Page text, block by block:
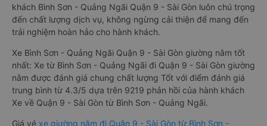
khách Bình Sơn - Quảng Ngãi Quận 9 - Sài Gòn luôn chú trọng
đến chất lượng dịch vụ, không ngừng cải thiện để mang đến
trải nghiệm hoàn hảo cho hành khách.
Xe Bình Sơn - Quảng Ngãi Quận 9 - Sài Gòn giường nằm tốt
nhất: Xe từ Bình Sơn - Quảng Ngãi đi Quận 9 - Sài Gòn giường
nằm được đánh giá chung chất lượng Tốt với điểm đánh giá
trung bình từ 4.3/5 dựa trên 9219 phản hồi của hành khách
Xe về Quận 9 - Sài Gòn từ Bình Sơn - Quảng Ngãi.
Giá vé xe giường nằm đi Quận 9 - Sài Gòn từ Bình Sơn -